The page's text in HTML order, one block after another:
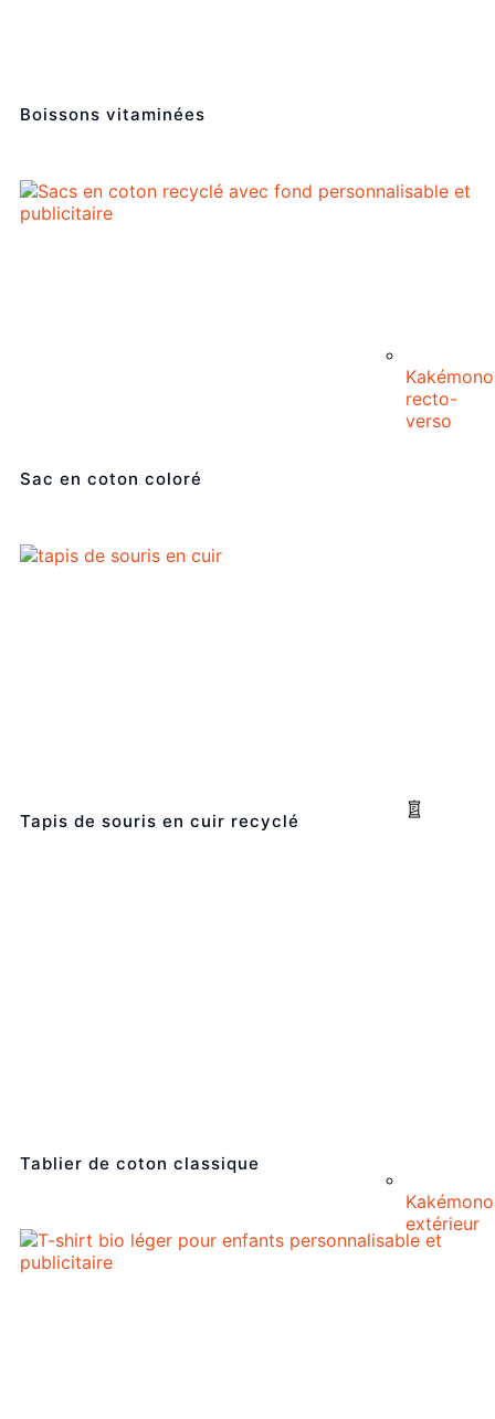
Kakémono
recto-
verso
Kakémono
extérieur
Boissons vitaminées
Sac en coton coloré
Tapis de souris en cuir recyclé
Tablier de coton classique